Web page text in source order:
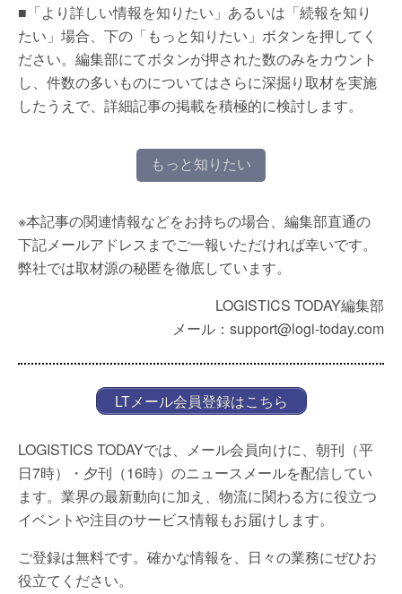
■「より詳しい情報を知りたい」あるいは「続報を知り
たい」場合、下の「もっと知りたい」ボタンを押してく
ださい。編集部にてボタンが押された数のみをカウント
し、件数の多いものについてはさらに深掘り取材を実施
したうえで、詳細記事の掲載を積極的に検討します。
もっと知りたい
※本記事の関連情報などをお持ちの場合、編集部直通の
下記メールアドレスまでご一報いただければ幸いです。
弊社では取材源の秘匿を徹底しています。
LOGISTICS TODAY編集部
メール：support@logi-today.com
LTメール会員登録はこちら
LOGISTICS TODAYでは、メール会員向けに、朝刊（平
日7時）・夕刊（16時）のニュースメールを配信してい
ます。業界の最新動向に加え、物流に関わる方に役立つ
イベントや注目のサービス情報もお届けします。
ご登録は無料です。確かな情報を、日々の業務にぜひお
役立てください。